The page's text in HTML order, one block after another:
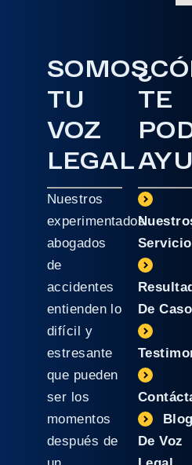
SOMOS
TU
VOZ
LEGAL
Nuestros
experimentados
abogados
de
accidentes
entienden lo
difícil y
estresante
que pueden
ser los
momentos
después de
TE
De
Blog
De Voz